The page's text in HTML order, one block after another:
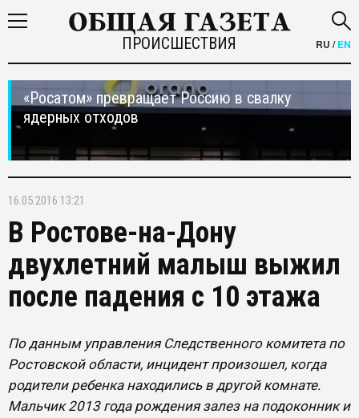
ПРОИСШЕСТВИЯ RU /EN
«Росатом» превращает Россию в свалку
ядерных отходов
16.05.2016 13:21
В Ростове-на-Дону
двухлетний малыш выжил
после падения с 10 этажа
По данным управления Следственного комитета по
Ростовской области, инцидент произошел, когда
родители ребенка находились в другой комнате.
Мальчик 2013 года рождения залез на подоконник и